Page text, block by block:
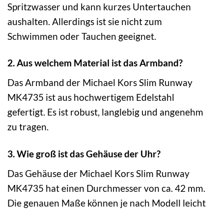
Spritzwasser und kann kurzes Untertauchen
aushalten. Allerdings ist sie nicht zum
Schwimmen oder Tauchen geeignet.
2. Aus welchem Material ist das Armband?
Das Armband der Michael Kors Slim Runway
MK4735 ist aus hochwertigem Edelstahl
gefertigt. Es ist robust, langlebig und angenehm
zu tragen.
3. Wie groß ist das Gehäuse der Uhr?
Das Gehäuse der Michael Kors Slim Runway
MK4735 hat einen Durchmesser von ca. 42 mm.
Die genauen Maße können je nach Modell leicht